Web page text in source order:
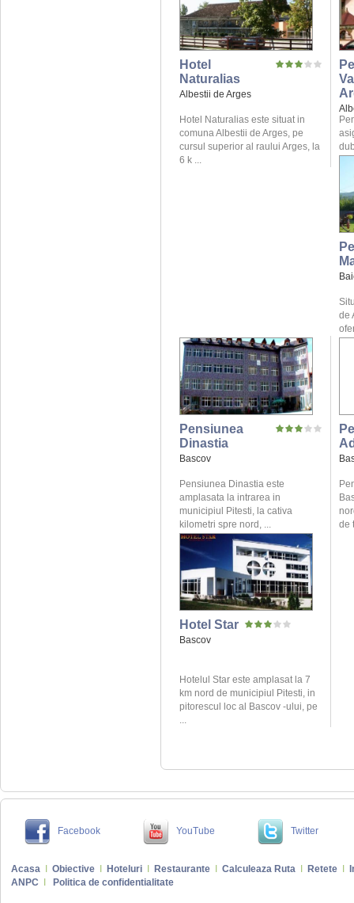
Hotel
Naturalias
Albestii de Arges
Hotel Naturalias este situat in
comuna Albestii de Arges, pe
cursul superior al raului Arges, la
6 k ...
de
Pensiunea
Dinastia
Bascov
Pensiunea Dinastia este
amplasata la intrarea in
municipiul Pitesti, la cativa
kilometri spre nord, ...
de
Hotel Star
Bascov
Hotelul Star este amplasat la 7
km nord de municipiul Pitesti, in
pitorescul loc al Bascov -ului, pe
...
Facebook YouTube Twitter
Acasa Obiective Hoteluri Restaurante Calculeaza Ruta Retete
ANPC
Politica de confidentialitate